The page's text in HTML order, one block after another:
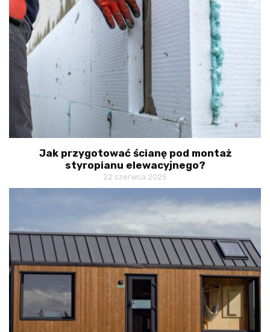
Jak przygotować ścianę pod montaż
styropianu elewacyjnego?
22 czerwca 2025